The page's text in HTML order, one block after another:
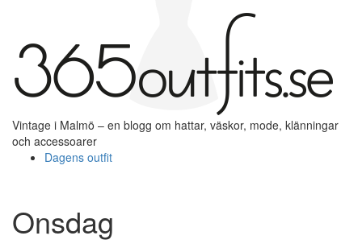
Vintage i Malmö – en blogg om hattar, väskor, mode, klänningar
och accessoarer
Dagens outfit
Onsdag